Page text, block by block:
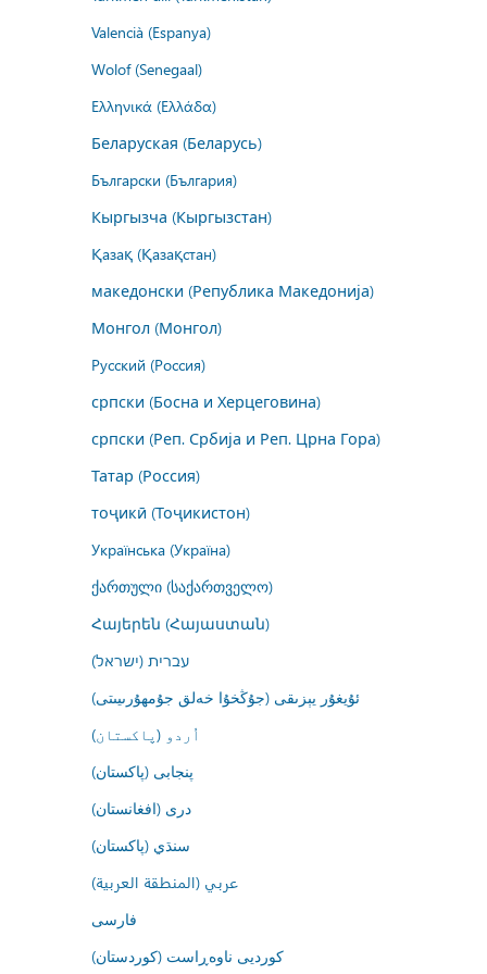
Valencià (Espanya)
Wolof (Senegaal)
Ελληνικά (Ελλάδα)
Беларуская (Беларусь)
Български (България)
Кыргызча (Кыргызстан)
Қазақ (Қазақстан)
македонски (Република Македонија)
Монгол (Монгол)
Русский (Россия)
српски (Босна и Херцеговина)
српски (Реп. Србија и Реп. Црна Гора)
Татар (Россия)
тоҷикӣ (Тоҷикистон)
Українська (Україна)
ქართული (საქართველო)
Հայերեն (Հայաստան)
עברית (ישראל)
ئۇيغۇر يېزىقى (جۇڭخۇا خەلق جۇمھۇرىيىتى)
اُردو (پاکستان)
پنجابی (پاکستان)
درى (افغانستان)
سنڌي (پاکستان)
عربي (المنطقة العربية)
فارسى
کوردیی ناوەڕاست (کوردستان)